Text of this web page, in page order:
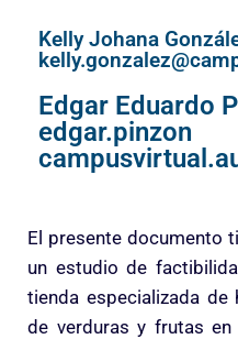
Kelly Johana
Edgar Eduardo
edgar.pinzon
El presente documento
un estudio de
tienda especializada de
de verduras y frutas